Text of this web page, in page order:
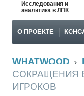
Исследования и
аналитика в ЛПК
О ПРОЕКТЕ
WHATWOOD
СОКРАЩЕНИЯ
ИГРОКОВ